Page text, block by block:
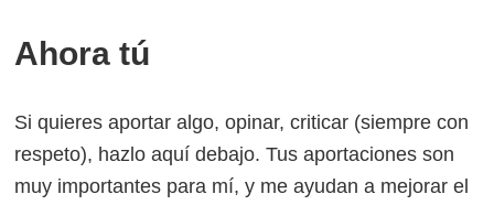
Ahora tú
Si quieres aportar algo, opinar, criticar (siempre con
respeto), hazlo aquí debajo. Tus aportaciones son
muy importantes para mí, y me ayudan a mejorar el